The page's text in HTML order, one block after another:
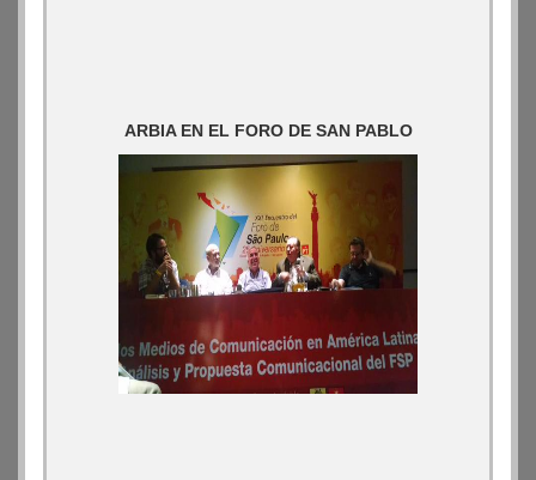
ARBIA EN EL FORO DE SAN PABLO